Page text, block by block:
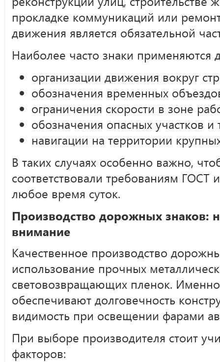
прокладке коммуникаций или
движения является обязательной
Наиболее часто знаки применяются
организации движения вокруг
обозначения временных
ограничения скорости в зоне
обозначения опасных участков и
навигации на территории
В таких случаях особенно важно,
соответствовали требованиям
любое время суток.
Производство дорожных знаков:
внимание
Качественное производство
использование прочных
световозвращающих пленок.
обеспечивают долговечность
видимость при освещении фарами
При выборе производителя стоит
факторов: